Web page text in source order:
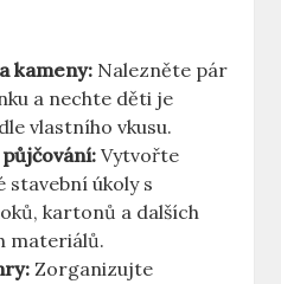
kameny: Nalezněte pár
a nechte děti je
vlastního⁤ vkusu.
Vytvořte
stavební‍ úkoly s
kartonů a dalších
materiálů.
Zorganizujte